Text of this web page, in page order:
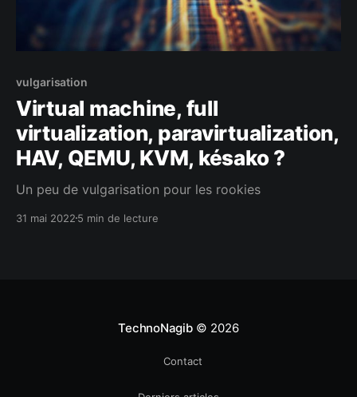
vulgarisation
Virtual machine, full
virtualization, paravirtualization,
HAV, QEMU, KVM, késako ?
Un peu de vulgarisation pour les rookies
31 mai 2022 5 min de lecture
TechnoNagib© 2026
Contact